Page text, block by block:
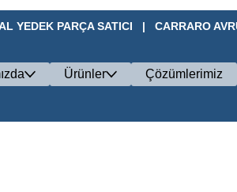
YEDEK PARÇA SATICI   |   CARRARO
Ürünler Çözümlerimiz